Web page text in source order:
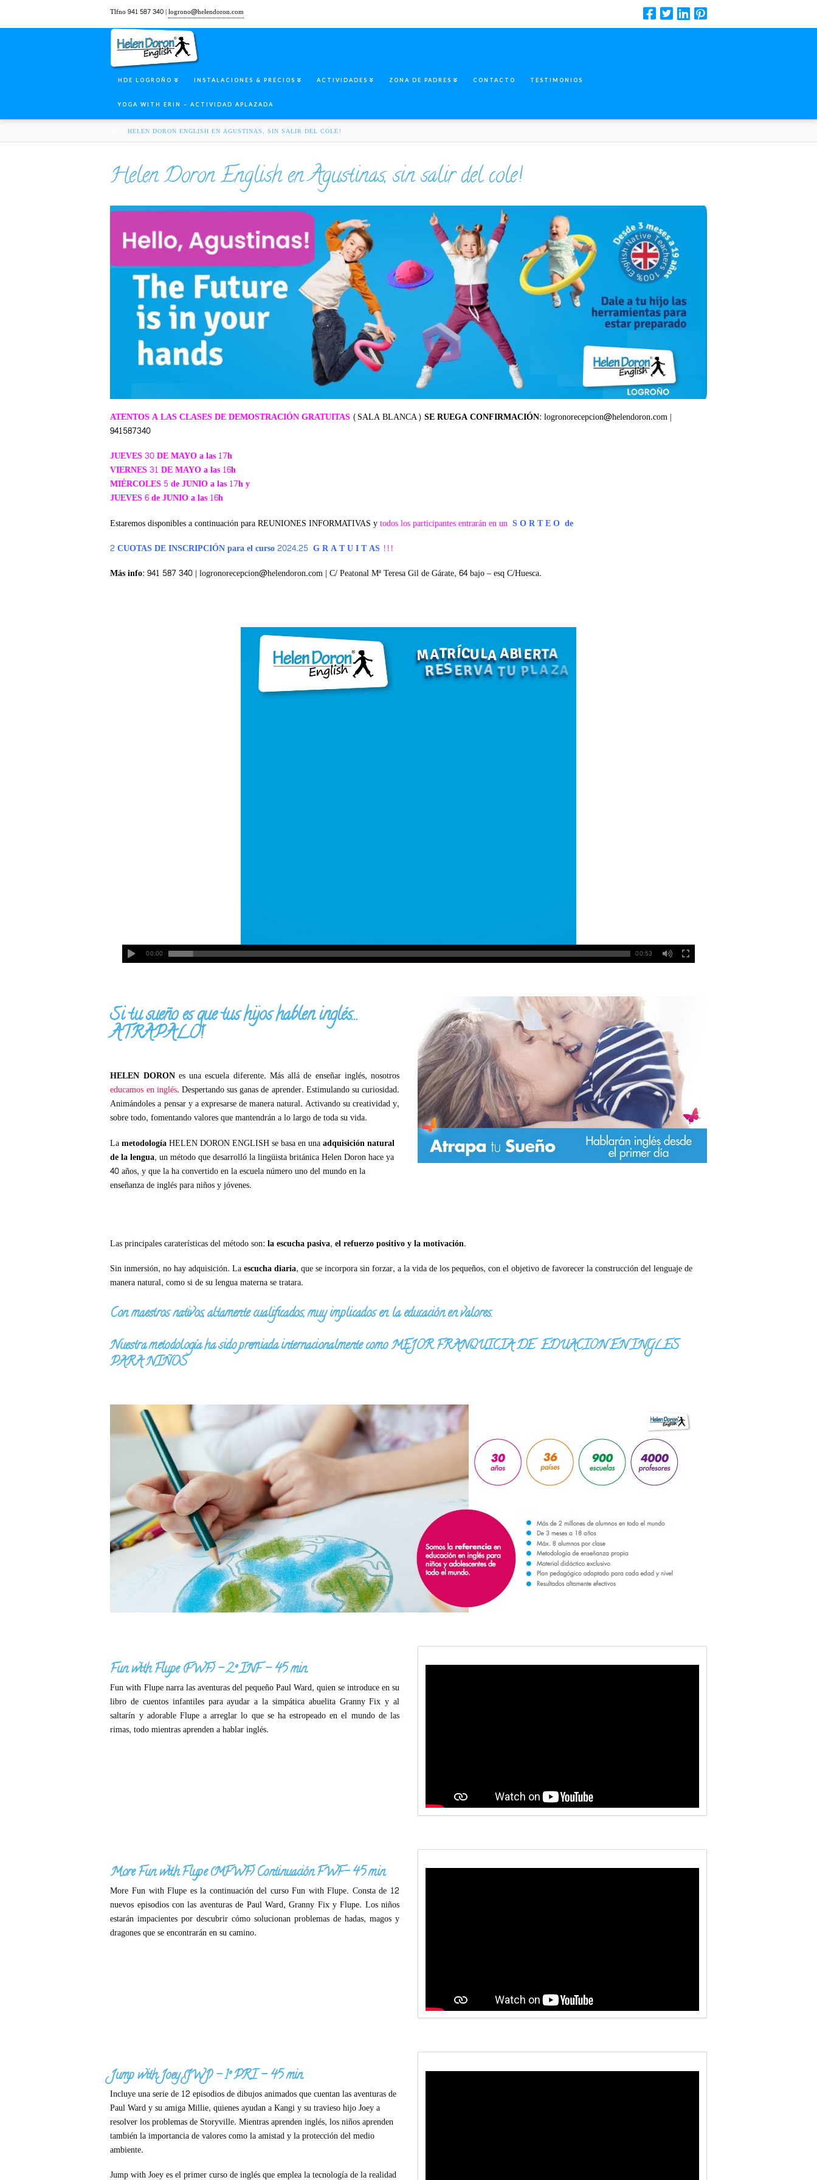
Tlfno 941 587 340 |logrono@helendoron.com
HDE LOGROÑO INSTALACIONES & PRECIOS ACTIVIDADES ZONA DE PADRES CONTACTO TESTIMONIOS
YOGA WITH ERIN – ACTIVIDAD APLAZADA
HOME
HELEN DORON ENGLISH EN AGUSTINAS, SIN SALIR DEL COLE!
Helen Doron English en Agustinas, sin salir del cole!
ATENTOS A LAS CLASES DE DEMOSTRACIÓN GRATUITAS (SALA BLANCA)SE RUEGA CONFIRMACIÓN:logronorecepcion@helendoron.com |
941587340
JUEVES 30 DE MAYO a las 17h
VIERNES 31 DE MAYO a las 16h
MIÉRCOLES 5 de JUNIO a las 17h y
JUEVES 6 de JUNIO a las 16h
Estaremos disponibles a continuación para REUNIONES INFORMATIVAS ytodos los participantes entrarán en un S O R T E O de
2 CUOTAS DE INSCRIPCIÓN para el curso 2024.25 G R A T U I T AS !!!
Más info: 941 587 340 | logronorecepcion@helendoron.com | C/ Peatonal Mª Teresa Gil de Gárate, 64 bajo – esq C/Huesca.
00:00 00:53
Si tu sueño es que tus hijos hablen inglés…
ATRAPALO!
HELEN DORONes una escuela diferente. Más allá de enseñar inglés, nosotros
educamos en inglés. Despertando sus ganas de aprender. Estimulando su curiosidad.
Animándoles a pensar y a expresarse de manera natural. Activando su creatividad y,
sobre todo, fomentando valores que mantendrán a lo largo de toda su vida.
LametodologíaHELEN DORON ENGLISH se basa en unaadquisición natural
de la lengua, un método que desarrolló la lingüista británica Helen Doron hace ya
40 años, y que la ha convertido en la escuela número uno del mundo en la
enseñanza de inglés para niños y jóvenes.
Las principales caraterísticas del método son: la escucha pasiva, el refuerzo positivo y la motivación.
Sin inmersión, no hay adquisición. Laescucha diaria, que se incorpora sin forzar, a la vida de los pequeños, con el objetivo de favorecer la construcción del lenguaje de
manera natural, como si de su lengua materna se tratara.
Con maestros nativos, altamente cualificados, muy implicados en la educación en valores.
Nuestra metodología ha sido premiada internacionalmente como MEJOR FRANQUICIA DE EDUACION EN INGLES
PARA NIÑOS
Fun with Flupe (FWF) – 2º INF – 45 min.
Fun with Flupe narra las aventuras del pequeño Paul Ward, quien se introduce en su
libro de cuentos infantiles para ayudar a la simpática abuelita Granny Fix y al
saltarín y adorable Flupe a arreglar lo que se ha estropeado en el mundo de las
rimas, todo mientras aprenden a hablar inglés.
More Fun with Flupe (MFWF) Continuación FWF- 45 min.
More Fun with Flupe es la continuación del curso Fun with Flupe. Consta de 12
nuevos episodios con las aventuras de Paul Ward, Granny Fix y Flupe. Los niños
estarán impacientes por descubrir cómo solucionan problemas de hadas, magos y
dragones que se encontrarán en su camino.
Jump with Joey(JWJ) – 1º PRI – 45 min.
Incluye una serie de 12 episodios de dibujos animados que cuentan las aventuras de
Paul Ward y su amiga Millie, quienes ayudan a Kangi y su travieso hijo Joey a
resolver los problemas de Storyville. Mientras aprenden inglés, los niños aprenden
también la importancia de valores como la amistad y la protección del medio
ambiente.
Jump with Joey es el primer curso de inglés que emplea la tecnología de la realidad